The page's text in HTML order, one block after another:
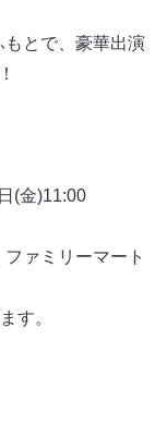
とで、豪華出演
(金)11:00
ァミリーマート
す。